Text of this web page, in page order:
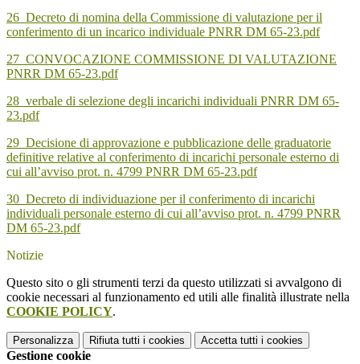
26_Decreto di nomina della Commissione di valutazione per il
conferimento di un incarico individuale PNRR DM 65-23.pdf
27_CONVOCAZIONE COMMISSIONE DI VALUTAZIONE
PNRR DM 65-23.pdf
28_verbale di selezione degli incarichi individuali PNRR DM 65-
23.pdf
29_Decisione di approvazione e pubblicazione delle graduatorie
definitive relative al conferimento di incarichi personale esterno di
cui all’avviso prot. n. 4799 PNRR DM 65-23.pdf
30_Decreto di individuazione per il conferimento di incarichi
individuali personale esterno di cui all’avviso prot. n. 4799 PNRR
DM 65-23.pdf
Notizie
Questo sito o gli strumenti terzi da questo utilizzati si avvalgono di
cookie necessari al funzionamento ed utili alle finalità illustrate nella
COOKIE POLICY.
Personalizza Rifiuta tutti i cookies Accetta tutti i cookies
Gestione cookie